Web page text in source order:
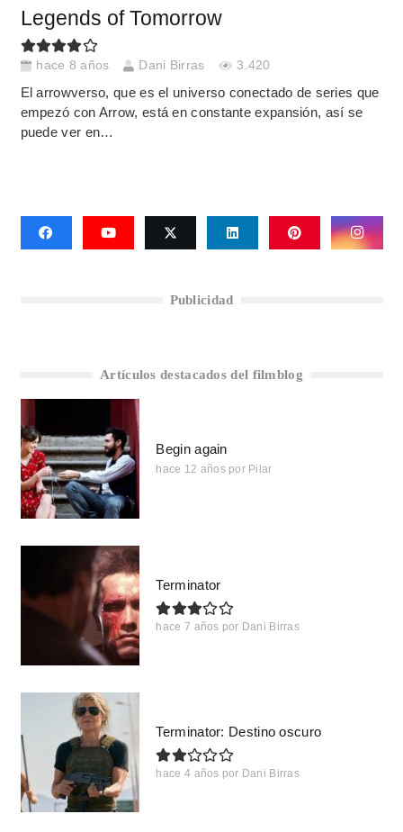
Legends of Tomorrow
hace 8 años Dani Birras 3.420
El arrowverso, que es el universo conectado de series que
empezó con Arrow, está en constante expansión, así se
puede ver en…
Publicidad
Artículos destacados del filmblog
Begin again
hace 12 años por Pilar
Terminator
hace 7 años por Dani Birras
Terminator: Destino oscuro
hace 4 años por Dani Birras